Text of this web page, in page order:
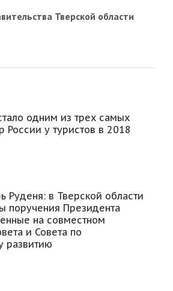
Тверской области
одним из трех самых
России у туристов в 2018
Руденя: в Тверской области
поручения Президента
на совместном
и Совета по
развитию